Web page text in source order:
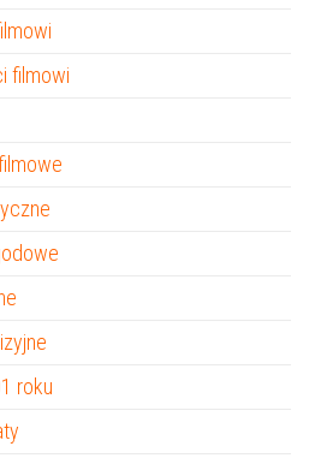
filmowi
roku